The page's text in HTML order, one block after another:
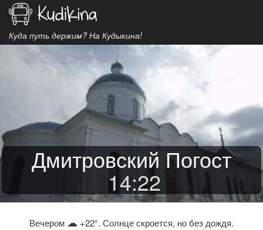
Куда путь держим? На Кудыкина!
Дмитровский Погост
14:22
Вечером ☁ +22°. Солнце скроется, но без дождя.